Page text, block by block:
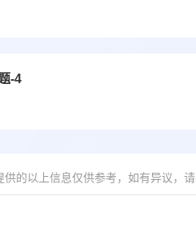
-4
的以上信息仅供参考，如有异议，